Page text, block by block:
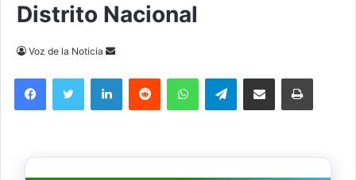
Distrito Nacional
Voz de la Noticia
Send
FacebookTwitter LinkedInReddit WhatsAppTelegramCompartir via Email Imprimi